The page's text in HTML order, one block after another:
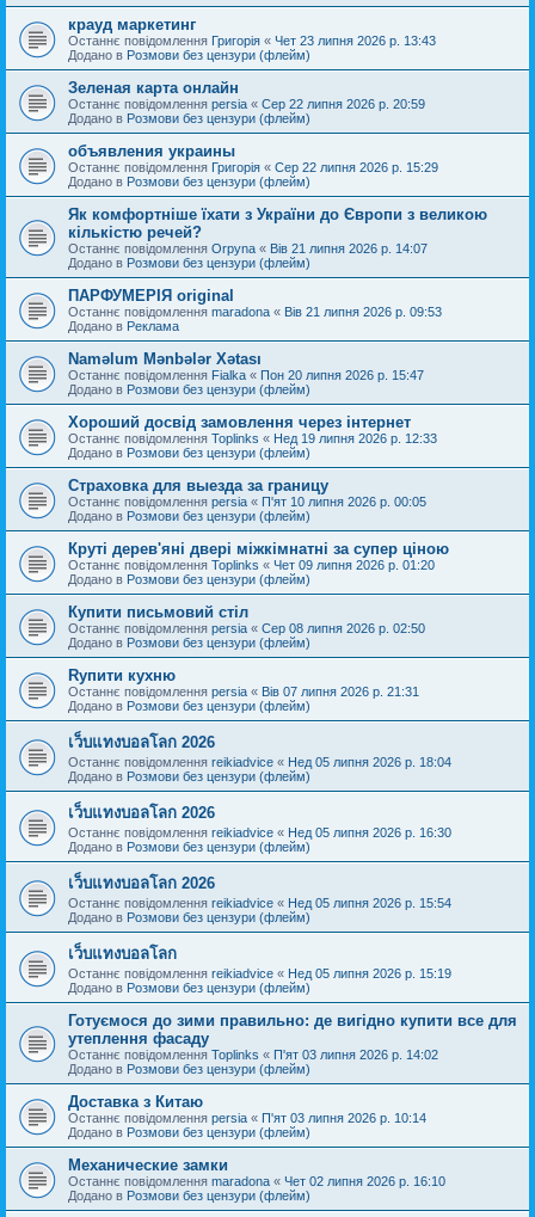
крауд маркетинг
Останнє повідомлення Григорія « Чет 23 липня 2026 р. 13:43
Додано в Розмови без цензури (флейм)
Зеленая карта онлайн
Останнє повідомлення persia « Сер 22 липня 2026 р. 20:59
Додано в Розмови без цензури (флейм)
объявления украины
Останнє повідомлення Григорія « Сер 22 липня 2026 р. 15:29
Додано в Розмови без цензури (флейм)
Як комфортніше їхати з України до Європи з великою
кількістю речей?
Останнє повідомлення Orpyna « Вів 21 липня 2026 р. 14:07
Додано в Розмови без цензури (флейм)
ПАРФУМЕРІЯ original
Останнє повідомлення maradona « Вів 21 липня 2026 р. 09:53
Додано в Реклама
Naməlum Mənbələr Xətası
Останнє повідомлення Fialka « Пон 20 липня 2026 р. 15:47
Додано в Розмови без цензури (флейм)
Хороший досвід замовлення через інтернет
Останнє повідомлення Toplinks « Нед 19 липня 2026 р. 12:33
Додано в Розмови без цензури (флейм)
Страховка для выезда за границу
Останнє повідомлення persia « П'ят 10 липня 2026 р. 00:05
Додано в Розмови без цензури (флейм)
Круті дерев'яні двері міжкімнатні за супер ціною
Останнє повідомлення Toplinks « Чет 09 липня 2026 р. 01:20
Додано в Розмови без цензури (флейм)
Купити письмовий стіл
Останнє повідомлення persia « Сер 08 липня 2026 р. 02:50
Додано в Розмови без цензури (флейм)
Rупити кухню
Останнє повідомлення persia « Вів 07 липня 2026 р. 21:31
Додано в Розмови без цензури (флейм)
เว็บแทงบอลโลก 2026
Останнє повідомлення reikiadvice « Нед 05 липня 2026 р. 18:04
Додано в Розмови без цензури (флейм)
เว็บแทงบอลโลก 2026
Останнє повідомлення reikiadvice « Нед 05 липня 2026 р. 16:30
Додано в Розмови без цензури (флейм)
เว็บแทงบอลโลก 2026
Останнє повідомлення reikiadvice « Нед 05 липня 2026 р. 15:54
Додано в Розмови без цензури (флейм)
เว็บแทงบอลโลก
Останнє повідомлення reikiadvice « Нед 05 липня 2026 р. 15:19
Додано в Розмови без цензури (флейм)
Готуємося до зими правильно: де вигідно купити все для
утеплення фасаду
Останнє повідомлення Toplinks « П'ят 03 липня 2026 р. 14:02
Додано в Розмови без цензури (флейм)
Доставка з Китаю
Останнє повідомлення persia « П'ят 03 липня 2026 р. 10:14
Додано в Розмови без цензури (флейм)
Механические замки
Останнє повідомлення maradona « Чет 02 липня 2026 р. 16:10
Додано в Розмови без цензури (флейм)